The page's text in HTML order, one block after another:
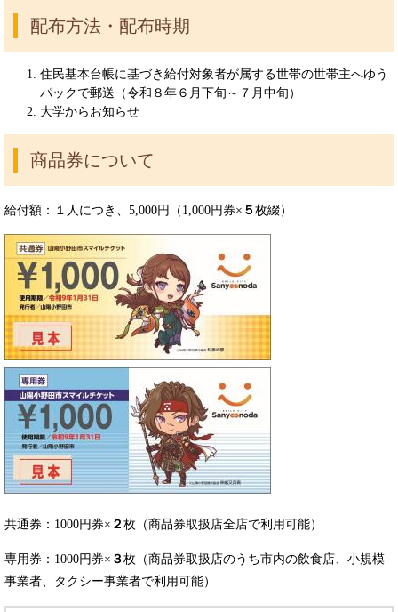
配布方法・配布時期
住民基本台帳に基づき給付対象者が属する世帯の世帯主へゆう
パックで郵送（令和８年６月下旬～７月中旬）
大学からお知らせ
商品券について
給付額：１人につき、5,000円（1,000円券× ５ 枚綴）
共通券：1000円券× ２ 枚（商品券取扱店全店で利用可能）
専用券：1000円券× ３枚（商品券取扱店のうち市内の飲食店、小規模
事業者、タクシー事業者で利用可能）